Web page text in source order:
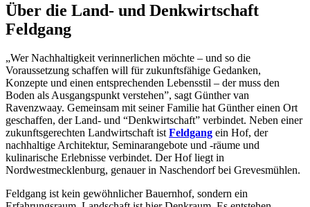
Über die Land- und Denkwirtschaft
Feldgang
„Wer Nachhaltigkeit verinnerlichen möchte – und so die
Voraussetzung schaffen will für zukunftsfähige Gedanken,
Konzepte und einen entsprechenden Lebensstil – der muss den
Boden als Ausgangspunkt verstehen”, sagt Günther van
Ravenzwaay. Gemeinsam mit seiner Familie hat Günther einen Ort
geschaffen, der Land- und “Denkwirtschaft” verbindet. Neben einer
zukunftsgerechten Landwirtschaft istFeldgang ein Hof, der
nachhaltige Architektur, Seminarangebote und -räume und
kulinarische Erlebnisse verbindet. Der Hof liegt in
Nordwestmecklenburg, genauer in Naschendorf bei Grevesmühlen.
Feldgang ist kein gewöhnlicher Bauernhof, sondern ein